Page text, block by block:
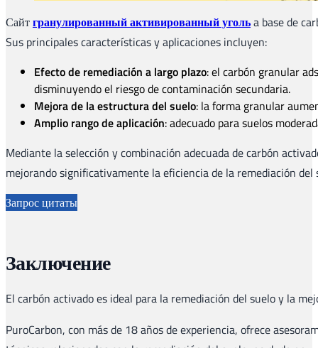
Сайтгранулированный активированный угольa base de
Sus principales características y aplicaciones incluyen:
Efecto de remediación a largo plazo: el carbón granular
disminuyendo el riesgo de contaminación secundaria.
Mejora de la estructura del suelo: la forma granular
Amplio rango de aplicación: adecuado para suelos
Mediante la selección y combinación adecuada de carbón
mejorando significativamente la eficiencia de la remediación del
Запрос цитаты
Заключение
El carbón activado es ideal para la remediación del suelo y la
PuroCarbon, con más de 18 años de experiencia, ofrece